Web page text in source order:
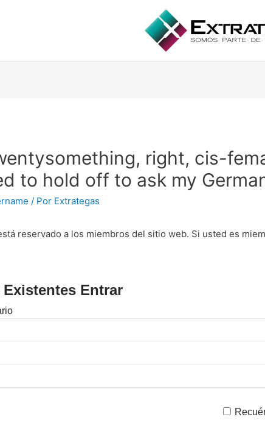
right, cis-
to hold off to ask my
/ Por Extrategas
reservado a los miembros del sitio web. Si usted es
Entrar